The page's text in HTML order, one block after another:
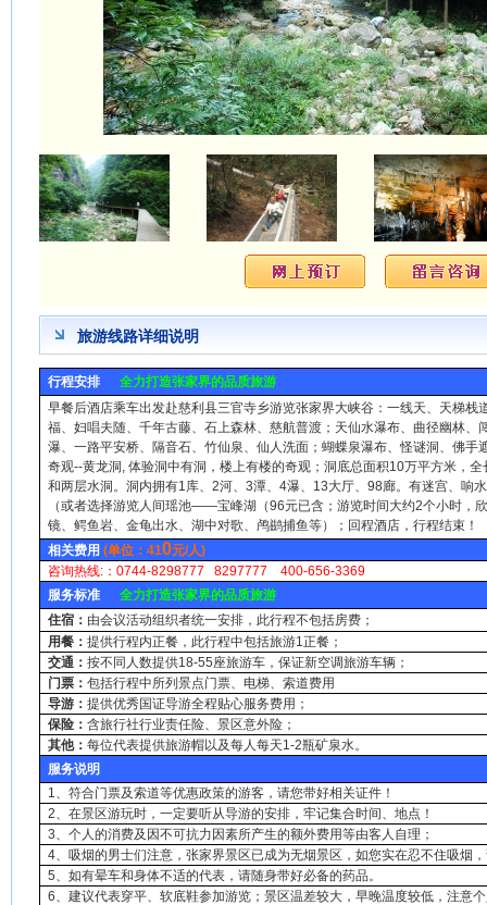
旅游线路详细说明
行程安排全力打造张家界的品质旅游
早餐后酒店乘车出发赴慈利县三官寺乡游览张家界大峡谷：一线天、天梯栈
福、妇唱夫随、千年古藤、石上森林、慈航普渡；天仙水瀑布、曲径幽林、
瀑、一路平安桥、隔音石、竹仙泉、仙人洗面；蝴蝶泉瀑布、怪谜洞、佛手
奇观--黄龙洞, 体验洞中有洞，楼上有楼的奇观；洞底总面积10万平方米，
和两层水洞。洞内拥有1库、2河、3潭、4瀑、13大厅、98廊。有迷宫、响
（或者选择游览人间瑶池——宝峰湖（96元已含；游览时间大约2个小时，
镜、鳄鱼岩、金龟出水、湖中对歌、鸬鹚捕鱼等）；回程酒店，行程结束！
相关费用(单位：410元/人)
咨询热线: ：0744-8298777 8297777 400-656-3369
服务标准全力打造张家界的品质旅游
住宿： 由会议活动组织者统一安排，此行程不包括房费；
用餐：提供行程内正餐，此行程中包括旅游1正餐；
交通：按不同人数提供18-55座旅游车，保证新空调旅游车辆；
门票：包括行程中所列景点门票、电梯、索道费用
导游：提供优秀国证导游全程贴心服务费用；
保险：含旅行社行业责任险、景区意外险；
其他：每位代表提供旅游帽以及每人每天1-2瓶矿泉水。
服务说明
1、符合门票及索道等优惠政策的游客，请您带好相关证件！
2、在景区游玩时，一定要听从导游的安排，牢记集合时间、地点！
3、个人的消费及因不可抗力因素所产生的额外费用等由客人自理；
4、吸烟的男士们注意，张家界景区已成为无烟景区，如您实在忍不住吸烟
5、如有晕车和身体不适的代表，请随身带好必备的药品。
6、建议代表穿平、软底鞋参加游览；景区温差较大，早晚温度较低，注意